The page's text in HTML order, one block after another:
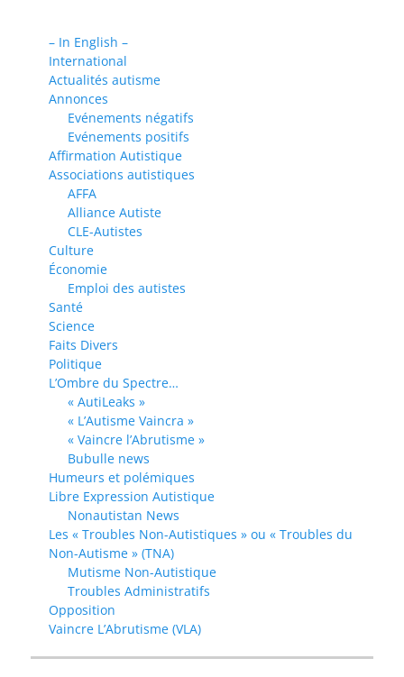
– In English –
International
Actualités autisme
Annonces
Evénements négatifs
Evénements positifs
Affirmation Autistique
Associations autistiques
AFFA
Alliance Autiste
CLE-Autistes
Culture
Économie
Emploi des autistes
Santé
Science
Faits Divers
Politique
L’Ombre du Spectre…
« AutiLeaks »
« L’Autisme Vaincra »
« Vaincre l’Abrutisme »
Bubulle news
Humeurs et polémiques
Libre Expression Autistique
Nonautistan News
Les « Troubles Non-Autistiques » ou « Troubles du
Non-Autisme » (TNA)
Mutisme Non-Autistique
Troubles Administratifs
Opposition
Vaincre L’Abrutisme (VLA)